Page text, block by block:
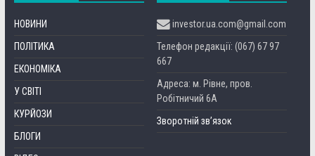
НОВИНИ
ПОЛІТИКА
ЕКОНОМІКА
У СВІТІ
КУРЙОЗИ
БЛОГИ
investor.ua.com@gmail.com
Телефон редакції: (067) 67 97
667
Адреса: м. Рівне, пров.
Робітничий 6А
Зворотній зв’язок